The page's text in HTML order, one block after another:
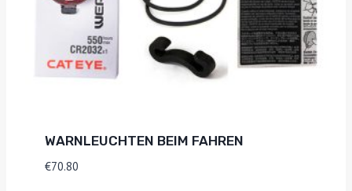
WARNLEUCHTEN BEIM FAHREN
€70.80